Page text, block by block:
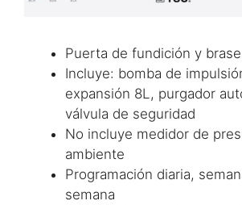
Puerta de fundición y
Incluye: bomba de
expansión 8L, purgador
válvula de seguridad
No incluye medidor de
ambiente
Programación diaria,
semana